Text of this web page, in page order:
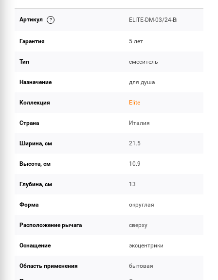
ОБЪЕМ ПОСТАВКИ
Артикул ELITE-DM-03/24-Bi
Гарантия 5 лет
Тип смеситель
Назначение для душа
Коллекция Elite
Страна Италия
Ширина, см 21.5
Высота, см 10.9
Глубина, см 13
Форма округлая
Расположение рычага сверху
Оснащение эксцентрики
Область применения бытовая